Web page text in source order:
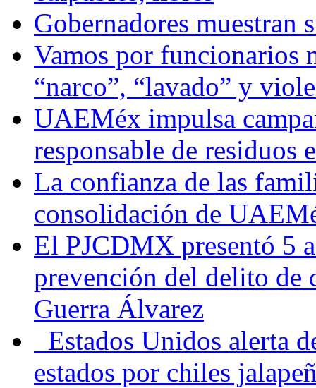
Gobernadores muestran
Vamos por funcionarios
“narco”, “lavado” y
UAEMéx impulsa
responsable de residuos
La confianza de las
consolidación de
El PJCDMX presentó 5
prevención del delito de
Guerra Álvarez
Estados Unidos alerta
estados por chiles